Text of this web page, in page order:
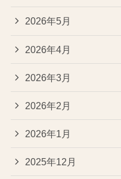
2026年5月
2026年4月
2026年3月
2026年2月
2026年1月
2025年12月